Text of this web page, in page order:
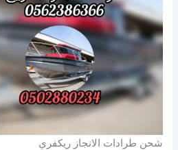
شحن طرادات الانجاز ريكفري